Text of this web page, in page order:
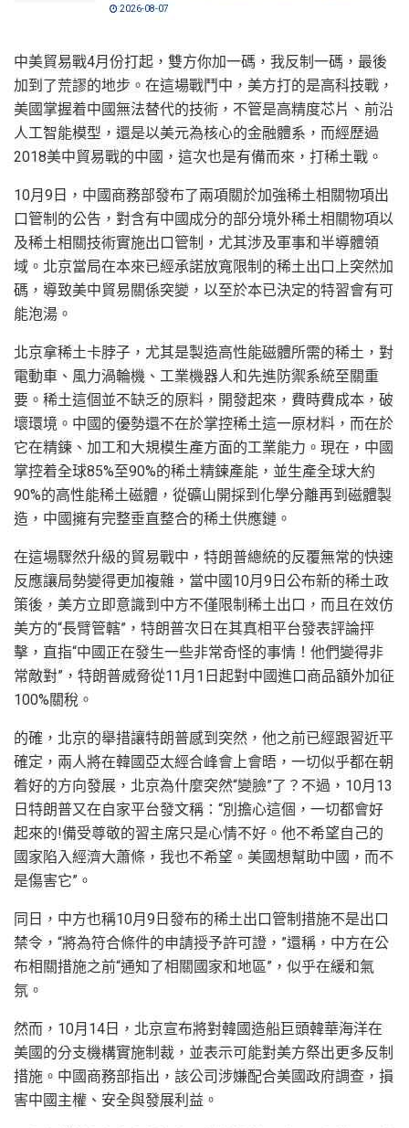
2026-08-07
中美貿易戰4月份打起，雙方你加一碼，我反制一碼，最後
加到了荒謬的地步。在這場戰鬥中，美方打的是高科技戰，
美國掌握着中國無法替代的技術，不管是高精度芯片、前沿
人工智能模型，還是以美元為核心的金融體系，而經歷過
2018美中貿易戰的中國，這次也是有備而來，打稀土戰。
10月9日，中國商務部發布了兩項關於加強稀土相關物項出
口管制的公告，對含有中國成分的部分境外稀土相關物項以
及稀土相關技術實施出口管制，尤其涉及軍事和半導體領
域。北京當局在本來已經承諾放寬限制的稀土出口上突然加
碼，導致美中貿易關係突變，以至於本已決定的特習會有可
能泡湯。
北京拿稀土卡脖子，尤其是製造高性能磁體所需的稀土，對
電動車、風力渦輪機、工業機器人和先進防禦系統至關重
要。稀土這個並不缺乏的原料，開發起來，費時費成本，破
壞環境。中國的優勢還不在於掌控稀土這一原材料，而在於
它在精鍊、加工和大規模生產方面的工業能力。現在，中國
掌控着全球85%至90%的稀土精鍊產能，並生產全球大約
90%的高性能稀土磁體，從礦山開採到化學分離再到磁體製
造，中國擁有完整垂直整合的稀土供應鏈。
在這場驟然升級的貿易戰中，特朗普總統的反覆無常的快速
反應讓局勢變得更加複雜，當中國10月9日公布新的稀土政
策後，美方立即意識到中方不僅限制稀土出口，而且在效仿
美方的“長臂管轄”，特朗普次日在其真相平台發表評論抨
擊，直指“中國正在發生一些非常奇怪的事情！他們變得非
常敵對”，特朗普威脅從11月1日起對中國進口商品額外加征
100%關稅。
的確，北京的舉措讓特朗普感到突然，他之前已經跟習近平
確定，兩人將在韓國亞太經合峰會上會晤，一切似乎都在朝
着好的方向發展，北京為什麼突然“變臉”了？不過，10月13
日特朗普又在自家平台發文稱：“別擔心這個，一切都會好
起來的!備受尊敬的習主席只是心情不好。他不希望自己的
國家陷入經濟大蕭條，我也不希望。美國想幫助中國，而不
是傷害它”。
同日，中方也稱10月9日發布的稀土出口管制措施不是出口
禁令，“將為符合條件的申請授予許可證，”還稱，中方在公
布相關措施之前“通知了相關國家和地區”，似乎在緩和氣
氛。
然而，10月14日，北京宣布將對韓國造船巨頭韓華海洋在
美國的分支機構實施制裁，並表示可能對美方祭出更多反制
措施。中國商務部指出，該公司涉嫌配合美國政府調查，損
害中國主權、安全與發展利益。